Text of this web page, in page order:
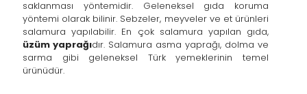
saklanması yöntemidir. Geleneksel gıda koruma
yöntemi olarak bilinir. Sebzeler, meyveler ve et ürünleri
salamura yapılabilir. En çok salamura yapılan gıda,
üzüm yaprağıdır. Salamura asma yaprağı, dolma ve
sarma gibi geleneksel Türk yemeklerinin temel
ürünüdür.